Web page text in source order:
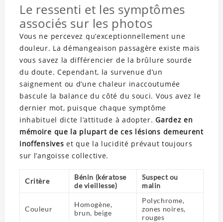
Le ressenti et les symptômes
associés sur les photos
Vous ne percevez qu’exceptionnellement une
douleur. La démangeaison passagère existe mais
vous savez la différencier de la brûlure sourde
du doute. Cependant, la survenue d’un
saignement ou d’une chaleur inaccoutumée
bascule la balance du côté du souci. Vous avez le
dernier mot, puisque chaque symptôme
inhabituel dicte l’attitude à adopter.Gardez en
mémoire que la plupart de ces lésions demeurent
inoffensives et que la lucidité prévaut toujours
sur l’angoisse collective.
Critère
Bénin (kératose
de vieillesse)
Suspect ou
malin
Couleur
Homogène,
brun, beige
Polychrome,
zones noires,
rouges